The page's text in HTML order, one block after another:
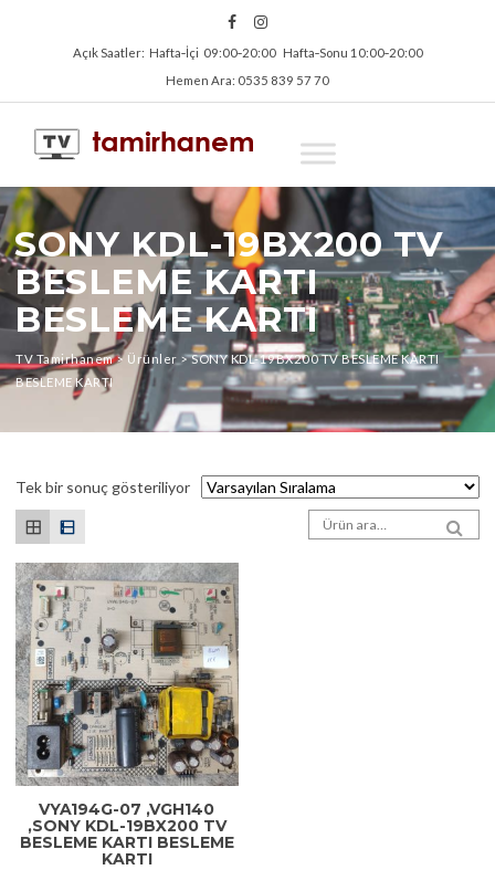
Açık Saatler: Hafta‑İçi 09:00‑20:00 Hafta‑Sonu 10:00‑20:00
Hemen Ara: 0535 839 57 70
SONY KDL-19BX200 TV
BESLEME KARTI
BESLEME KARTI
TV Tamirhanem> Ürünler >SONY KDL-19BX200 TV BESLEME KARTI
BESLEME KARTI
Tek bir sonuç gösteriliyor
Arama sonuçları:
VYA194G-07 ,VGH140
,SONY KDL-19BX200 TV
BESLEME KARTI BESLEME
KARTI